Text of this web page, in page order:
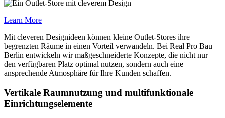
Learn More
Mit cleveren Designideen können kleine Outlet-Stores ihre
begrenzten Räume in einen Vorteil verwandeln. Bei Real Pro Bau
Berlin entwickeln wir maßgeschneiderte Konzepte, die nicht nur
den verfügbaren Platz optimal nutzen, sondern auch eine
ansprechende Atmosphäre für Ihre Kunden schaffen.
Vertikale Raumnutzung und multifunktionale
Einrichtungselemente